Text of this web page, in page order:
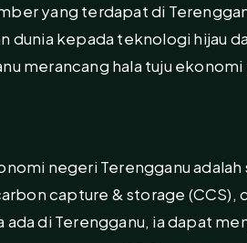
yang terdapat di
dunia kepada teknologi hijau
merancang hala tuju
negeri Terengganu
capture & storage (CCS),
ada di Terengganu, ia dapat